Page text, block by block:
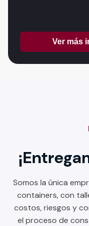
Ver más
Somos la única
containers, con
costos, riesgos y
el proceso de